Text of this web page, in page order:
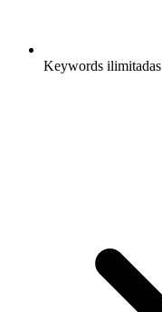
Keywords ilimitadas